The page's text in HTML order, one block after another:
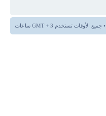
• جميع الأوقات تستخدم GMT + 3 ساعات